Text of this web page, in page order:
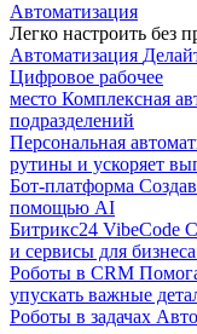
Автоматизация
Легко настроить без
Автоматизация
Цифровое рабочее
место Комплексная
подразделений
Персональная
рутины и ускоряет
Бот-платформа
помощью AI
Битрикс24 VibeCode
и сервисы для
Роботы в CRM
упускать важные
Роботы в задачах